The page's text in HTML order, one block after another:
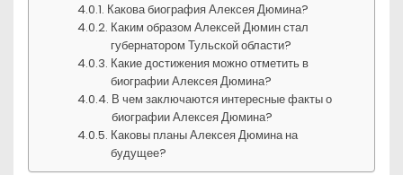
Какова биография Алексея Дюмина?
Каким образом Алексей Дюмин стал
губернатором Тульской области?
Какие достижения можно отметить в
биографии Алексея Дюмина?
В чем заключаются интересные факты о
биографии Алексея Дюмина?
Каковы планы Алексея Дюмина на
будущее?